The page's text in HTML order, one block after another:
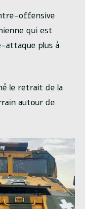
offensive
qui est
attaque plus à
le retrait de la
autour de